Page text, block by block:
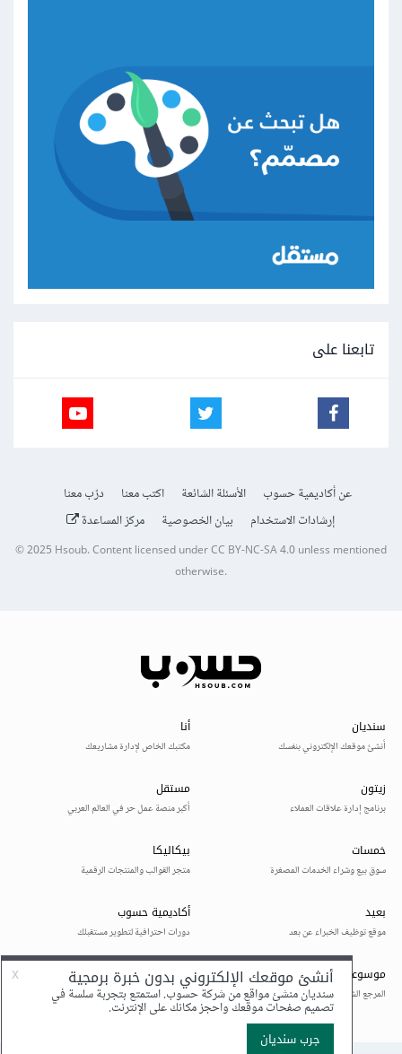
تابعنا على
عن أكاديمية حسوب الأسئلة الشائعة اكتب معنا
درّب معنا
إرشادات الاستخدام
بيان الخصوصية مركز المساعدة
© 2025Hsoub.Content licensed underCC BY-NC-SA 4.0unless mentioned
otherwise.